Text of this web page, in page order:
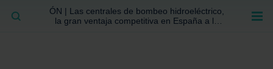
ÓN | Las centrales de bombeo hidroeléctrico,
la gran ventaja competitiva en España a la
BUSCAR